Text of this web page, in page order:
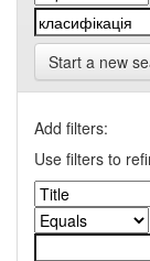
Start a new
Add filters:
Use filters to